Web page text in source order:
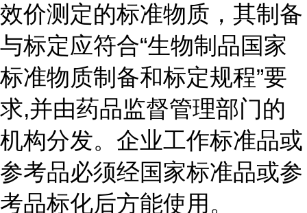
效价测定的标准物质，其制备
与标定应符合“生物制品国家
标准物质制备和标定规程”要
求,并由药品监督管理部门的
机构分发。企业工作标准品或
参考品必须经国家标准品或参
考品标化后方能使用。